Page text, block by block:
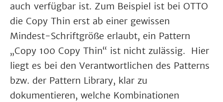
auch verfügbar ist. Zum Beispiel ist bei OTTO
die Copy Thin erst ab einer gewissen
Mindest-Schriftgröße erlaubt, ein Pattern
„Copy 100 Copy Thin“ ist nicht zulässig. Hier
liegt es bei den Verantwortlichen des Patterns
bzw. der Pattern Library, klar zu
dokumentieren, welche Kombinationen